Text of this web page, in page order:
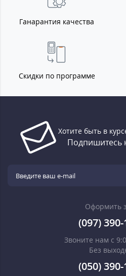
Ганарантия качества
Скидки по программе
Хотите быть в
Подпишитесь
Оформить
(097)
Звоните нам с
Без
(050)